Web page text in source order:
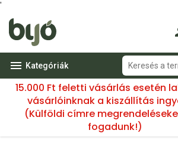
'
Kategóriák
15.000 Ft feletti vásárlás esetén
vásárlóinknak a kiszállítás
(Külföldi címre
fogadunk!)